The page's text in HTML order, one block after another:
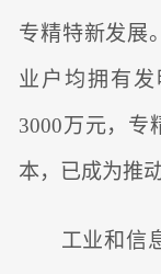
专精特新发展
业户均拥有
3000万元，专
本，已成为推
工业和信